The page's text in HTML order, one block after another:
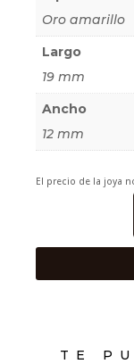
Oro amarillo
Largo
19 mm
Ancho
12 mm
El precio de la joya
TE